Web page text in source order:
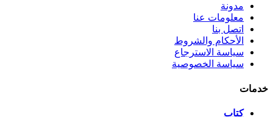
مدونة
معلومات عنا
اتصل بنا
الأحكام والشروط
سياسة الاسترجاع
سياسة الخصوصية
خدمات
كتاب